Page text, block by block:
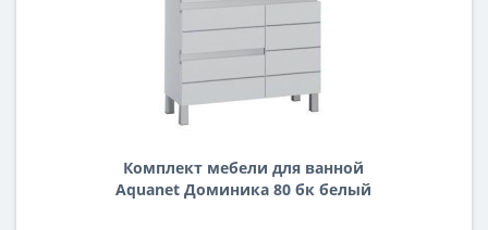
Комплект мебели для ванной
Aquanet Доминика 80 бк белый